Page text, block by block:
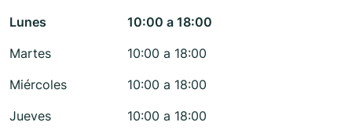
Lunes
10:00 a 18:00
Martes
10:00 a 18:00
Miércoles
10:00 a 18:00
Jueves
10:00 a 18:00